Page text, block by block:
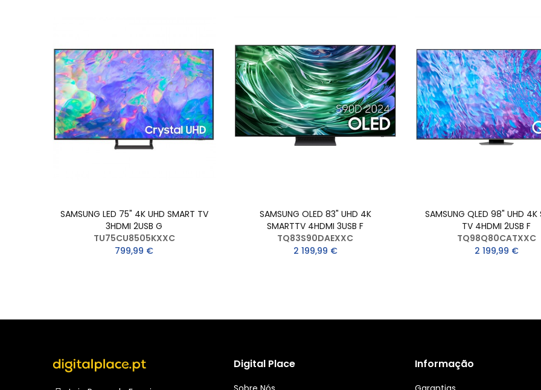
SAMSUNG LED 75" 4K UHD SMART TV
3HDMI 2USB G
TU75CU8505KXXC
799,99 €
SAMSUNG OLED 83" UHD 4K
SMARTTV 4HDMI 3USB F
TQ83S90DAEXXC
2 199,99 €
SAMSUNG QLED 98" UHD 4K
TV 4HDMI 2USB F
TQ98Q80CATXXC
2 199,99 €
Digital Place Informação